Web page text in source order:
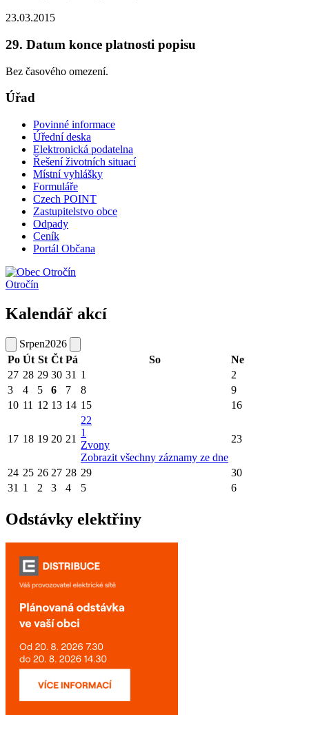
23.03.2015
29. Datum konce platnosti popisu
Bez časového omezení.
Úřad
Povinné informace
Úřední deska
Elektronická podatelna
Řešení životních situací
Místní vyhlášky
Formuláře
Czech POINT
Zastupitelstvo obce
Odpady
Ceník
Portál Občana
Otročín
Kalendář akcí
Srpen2026
Po Út St Čt Pá So
Ne
27 28 29 30 31 1
2
3
4 5 6 7 8
9
10 11 12 13 14 15 16
17 18 19 20 21
22
1
Zvony
Zobrazit všechny záznamy ze dne
23
24 25 26 27 28 29
30
31 1 2 3 4 5 6
Odstávky elektřiny